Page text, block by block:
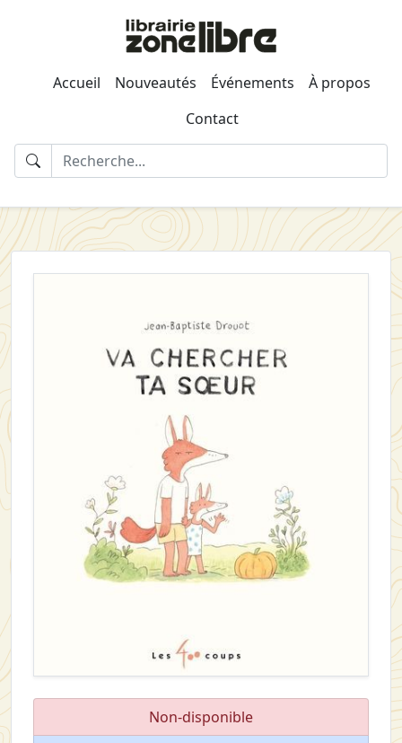
Accueil Nouveautés Événements
À propos
Contact
Non-disponible